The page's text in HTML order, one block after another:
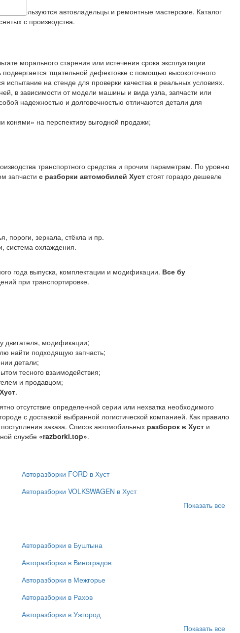
пользуются автовладельцы и ремонтные мастерские. Каталог
с производства.
морального старения или истечения срока эксплуатации
тщательной дефектовке с помощью высокоточного
на стенде для проверки качества в реальных условиях.
в зависимости от модели машины и вида узла, запчасти или
надежностью и долговечностью отличаются детали для
на перспективу выгодной продажи;
транспортного средства и прочим параметрам. По уровню
запчасти с разборки автомобилей Хуст стоят гораздо дешевле
пороги, зеркала, стёкла и пр.
система охлаждения.
года выпуска, комплектации и модификации. Все бу
при транспортировке.
двигателя, модификации;
найти подходящую запчасть;
детали;
тесного взаимодействия;
и продавцом;
.
отсутствие определенной серии или нехватка необходимого
с доставкой выбранной логистической компанией. Как правило
заказа. Список автомобильных разборок в Хуст и
службе «razborki.top».
Авторазборки FORD в Хуст
Авторазборки VOLKSWAGEN в Хуст
Показать все
Авторазборки в Буштына
Авторазборки в Виноградов
Авторазборки в Межгорье
Авторазборки в Рахов
Авторазборки в Ужгород
Показать все